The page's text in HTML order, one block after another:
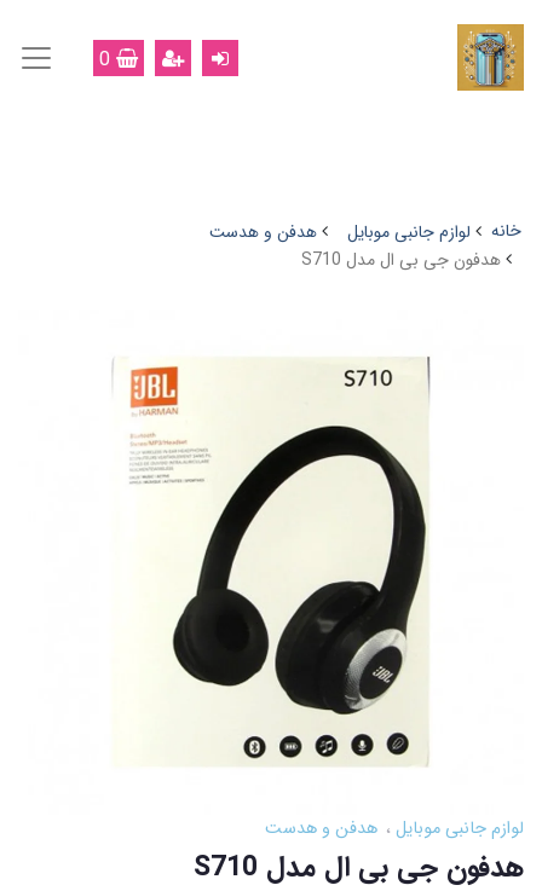
0
خانه لوازم جانبی موبایل
هدفن و هدست
هدفون جی بی ال مدل S710
لوازم جانبی موبایل هدفن و هدست
هدفون جی بی ال مدل S710